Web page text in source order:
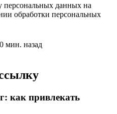
персональных данных на
обработки персональных
мин. назад
как привлекать